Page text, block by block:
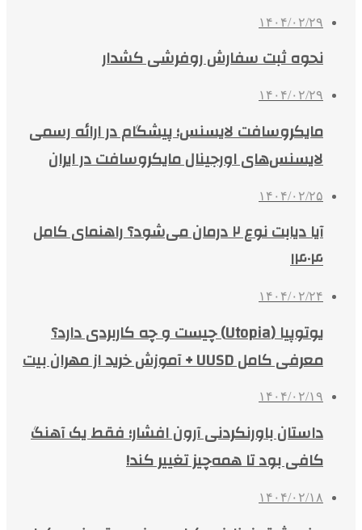
۱۴۰۴/۰۲/۲۹
نحوه ثبت سفارش روفرشی کشدار
۱۴۰۴/۰۲/۲۹
مایکروسافت لایسنس؛ پیشگام در ارائه رسمی
لایسنس‌های اورجینال مایکروسافت در ایران
۱۴۰۴/۰۲/۲۵
آیا دیابت نوع ۲ درمان می‌شود؟ راهنمای کامل
۱۴۰۴
۱۴۰۴/۰۲/۲۴
یوتوپیا (Utopia) چیست و چه کاربردی دارد؟
معرفی کامل UUSD + آموزش خرید از مهران بیت
۱۴۰۴/۰۲/۱۹
داستان باورنکردنی آرون افشار؛ فقط یک آهنگ
کافی بود تا همه‌چیز تغییر کند!
۱۴۰۴/۰۲/۱۸